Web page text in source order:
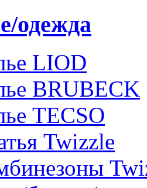
одежда
LIOD
BRUBECK
TECSO
Twizzle